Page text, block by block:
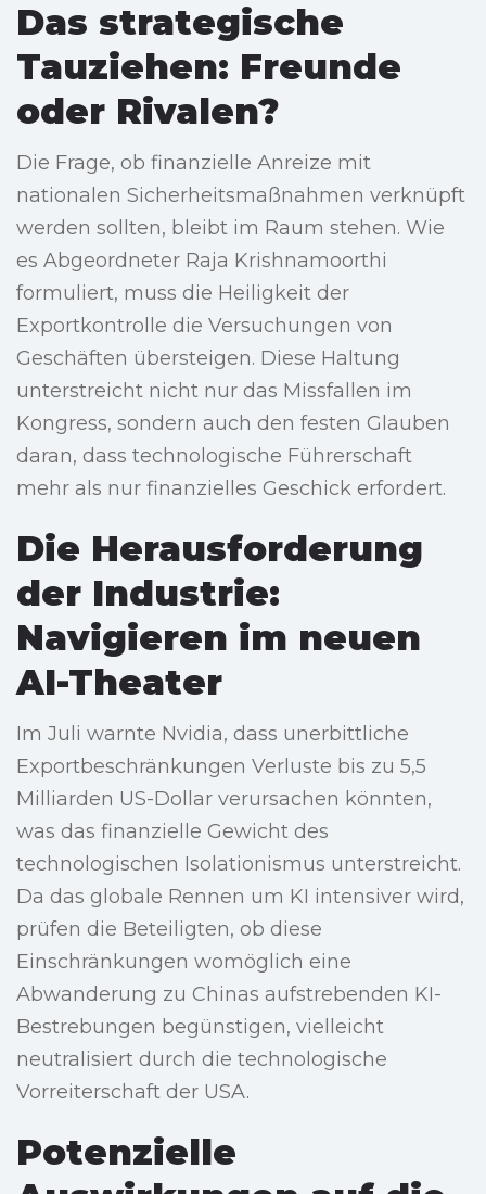
Das strategische
Tauziehen: Freunde
oder Rivalen?
Die Frage, ob finanzielle Anreize mit
nationalen Sicherheitsmaßnahmen verknüpft
werden sollten, bleibt im Raum stehen. Wie
es Abgeordneter Raja Krishnamoorthi
formuliert, muss die Heiligkeit der
Exportkontrolle die Versuchungen von
Geschäften übersteigen. Diese Haltung
unterstreicht nicht nur das Missfallen im
Kongress, sondern auch den festen Glauben
daran, dass technologische Führerschaft
mehr als nur finanzielles Geschick erfordert.
Die Herausforderung
der Industrie:
Navigieren im neuen
AI-Theater
Im Juli warnte Nvidia, dass unerbittliche
Exportbeschränkungen Verluste bis zu 5,5
Milliarden US-Dollar verursachen könnten,
was das finanzielle Gewicht des
technologischen Isolationismus unterstreicht.
Da das globale Rennen um KI intensiver wird,
prüfen die Beteiligten, ob diese
Einschränkungen womöglich eine
Abwanderung zu Chinas aufstrebenden KI-
Bestrebungen begünstigen, vielleicht
neutralisiert durch die technologische
Vorreiterschaft der USA.
Potenzielle